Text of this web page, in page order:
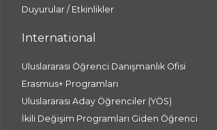
Duyurular / Etkinlikler
International
Uluslararası Öğrenci Danışmanlık Ofisi
Erasmus+ Programları
Uluslararası Aday Öğrenciler (YÖS)
İkili Değişim Programları Giden Öğrenci